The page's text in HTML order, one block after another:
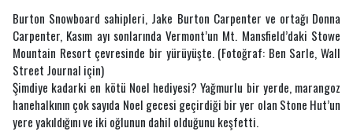
Burton Snowboard sahipleri, Jake Burton Carpenter ve ortağı Donna
Carpenter, Kasım ayı sonlarında Vermont’un Mt. Mansfield’daki Stowe
Mountain Resort çevresinde bir yürüyüşte. (Fotoğraf: Ben Sarle, Wall
Street Journal için)
Şimdiye kadarki en kötü Noel hediyesi? Yağmurlu bir yerde, marangoz
hanehalkının çok sayıda Noel gecesi geçirdiği bir yer olan Stone Hut’un
yere yakıldığını ve iki oğlunun dahil olduğunu keşfetti.